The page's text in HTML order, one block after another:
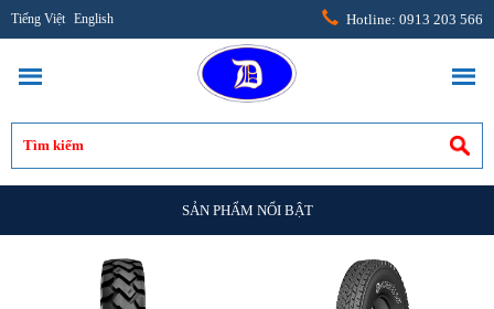
Tiếng Việt English Hotline: 0913 203 566
SẢN PHẨM NỔI BẬT